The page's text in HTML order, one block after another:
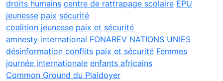
droits humains centre de rattrapage scolaire EPU
jeunesse paix sécurité
coalition jeunesse paix et sécurité
amnesty international FONAREV NATIONS UNIES
désinformation conflits paix et sécurité Femmes
journée internationale enfants africains
Common Ground du Plaidoyer